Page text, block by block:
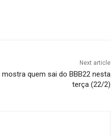
Next article
mostra quem sai do BBB22 nesta
terça (22/2)